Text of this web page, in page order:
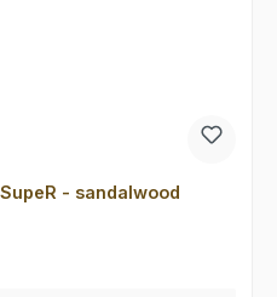
- sandalwood